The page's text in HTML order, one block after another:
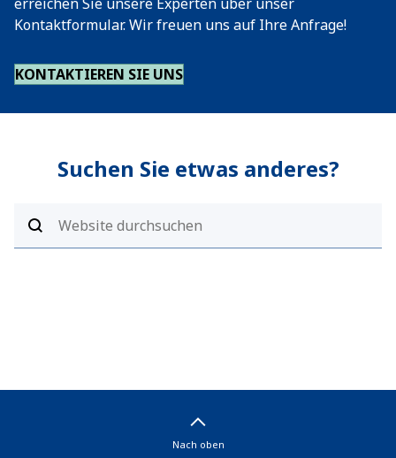
Kontaktformular. Wir freuen uns auf Ihre Anfrage!
KONTAKTIEREN SIE UNS
Suchen Sie etwas anderes?
Nach oben